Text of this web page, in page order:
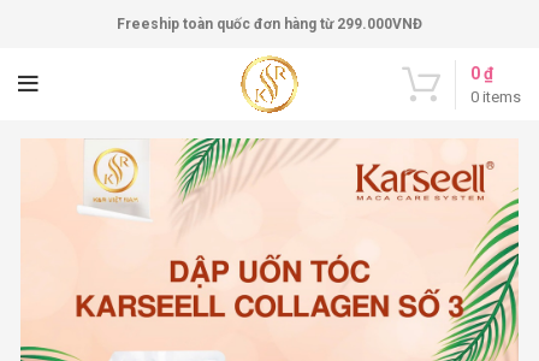
Freeship toàn quốc đơn hàng từ 299.000VNĐ
0 items
0₫